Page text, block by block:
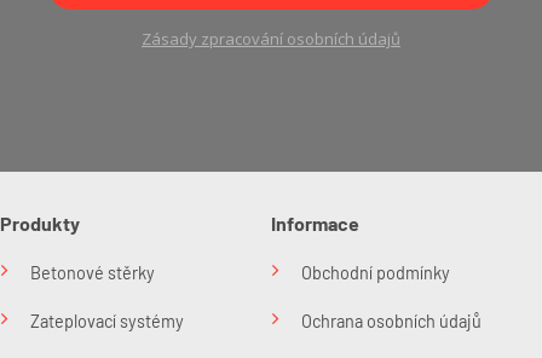
Zásady zpracování osobních údajů
Produkty
Betonové stěrky
Zateplovací systémy
Informace
Obchodní podmínky
Ochrana osobních údajů